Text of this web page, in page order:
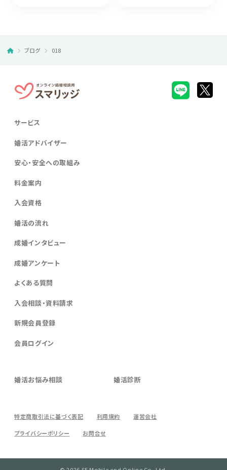
ブログ 018
サービス
婚活アドバイザー
安心・安全への取組み
料金案内
入会資格
婚活の流れ
成婚インタビュー
成婚アンケート
よくある質問
入会相談・資料請求
新規会員登録
会員ログイン
婚活お悩み相談 婚活診断
特定商取引法に基づく表記 利用規約 運営会社
プライバシーポリシー お問合せ